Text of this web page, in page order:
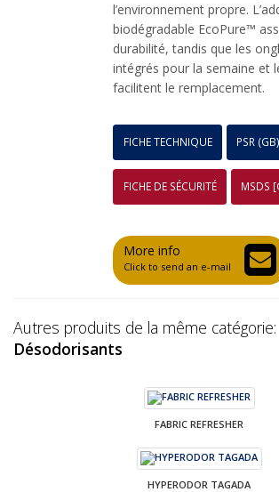
l’environnement propre.
biodégradable EcoPure™
durabilité, tandis que les
intégrés pour la semaine et
facilitent le remplacement.
FICHE TECHNIQUE PSR (GB)
FICHE DE SÉCURITÉ MSDS
More info
Click to send an e-mail
Autres produits de la même catégorie:
Désodorisants
FABRIC REFRESHER
HYPERODOR TAGADA